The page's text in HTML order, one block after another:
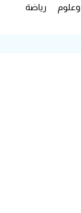
وعلوم رياضة